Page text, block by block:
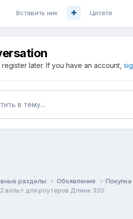
Вставить ник Цитата
later. If you have an account,
в тему...
разделы Объявления
вольт для роутеров Длинк 320